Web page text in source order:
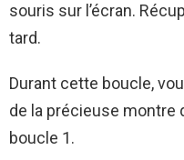
souris sur l’écran.
tard.
Durant cette boucle,
de la précieuse montre
boucle 1.